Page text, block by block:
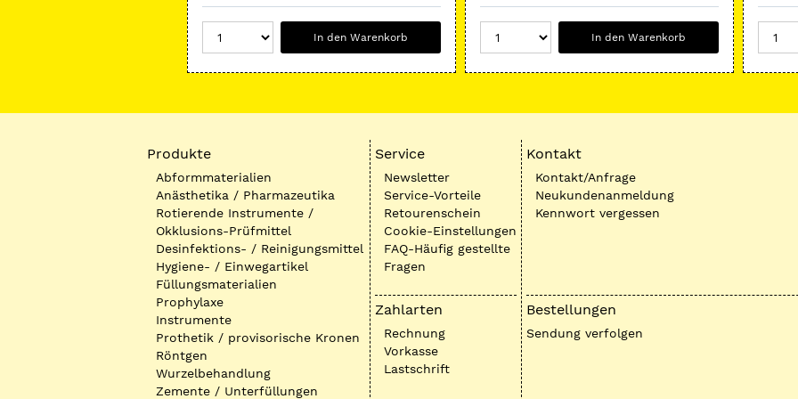
In den Warenkorb In den Warenkorb
Produkte
Abformmaterialien
Anästhetika / Pharmazeutika
Rotierende Instrumente /
Okklusions-Prüfmittel
Desinfektions- / Reinigungsmittel
Hygiene- / Einwegartikel
Füllungsmaterialien
Prophylaxe
Instrumente
Prothetik / provisorische Kronen
Röntgen
Wurzelbehandlung
Zemente / Unterfüllungen
Service
Newsletter
Service-Vorteile
Retourenschein
Cookie-Einstellungen
FAQ-Häufig gestellte
Fragen
Zahlarten
Rechnung
Vorkasse
Lastschrift
Kontakt
Kontakt/Anfrage
Neukundenanmeldung
Kennwort vergessen
Bestellungen
Sendung verfolgen